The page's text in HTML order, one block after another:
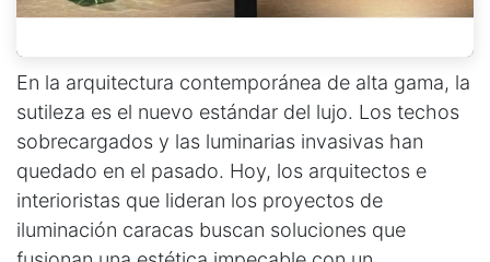
En la arquitectura contemporánea de alta gama, la
sutileza es el nuevo estándar del lujo. Los techos
sobrecargados y las luminarias invasivas han
quedado en el pasado. Hoy, los arquitectos e
interioristas que lideran los proyectos de
iluminación caracas buscan soluciones que